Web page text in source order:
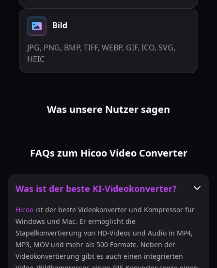
Bild
JPG, PNG, BMP, TIFF, WEBP, GIF, ICO, SVG,
HEIC
Was unsere Nutzer sagen
FAQs zum Hicoo Video Converter
Was ist der beste KI-Videokonverter?
Hicoo ist der beste Videokonverter und Kompressor für
Windows und Mac. Er ermöglicht die
Stapelkonvertierung von HD-Videos und Audio in MP4,
MP3, MOV und mehr als 500 Formate. Neben der
Videokonvertierung gibt es auch einen integrierten